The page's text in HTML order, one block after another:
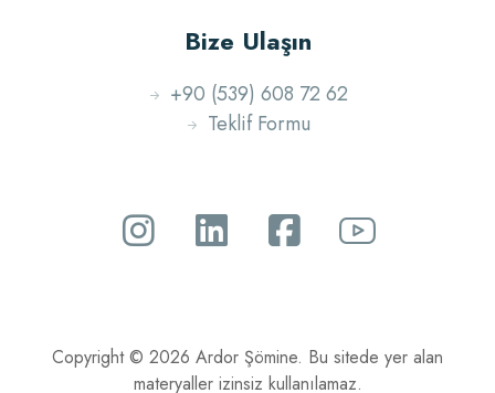
Bize Ulaşın
+90 (539) 608 72 62
Teklif Formu
Copyright © 2026 Ardor Şömine. Bu sitede yer alan
materyaller izinsiz kullanılamaz.